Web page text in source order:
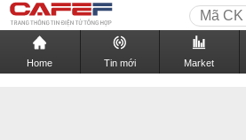
Home Tin mới Market